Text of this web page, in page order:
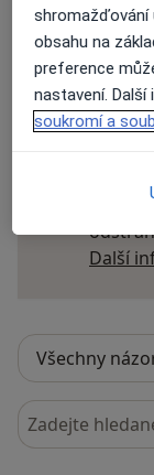
9 názorů
Další
Hledejte v
shromažďování
obsahu na
preference
nastavení.
soukromí a